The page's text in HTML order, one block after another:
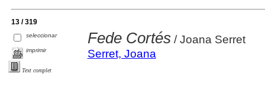
13 / 319
seleccionar
imprimir
Text complet
Fede Cortés/ Joana Serret
Serret, Joana